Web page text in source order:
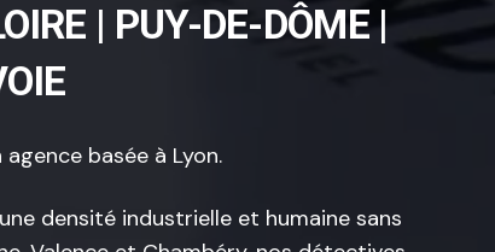
| PUY-DE-DÔME |
basée à Lyon.
densité industrielle et humaine sans